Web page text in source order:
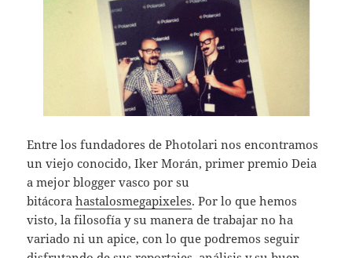
Entre los fundadores de Photolari nos encontramos
un viejo conocido, Iker Morán, primer premio Deia
a mejor blogger vasco por su
bitácorahastalosmegapixeles. Por lo que hemos
visto, la filosofía y su manera de trabajar no ha
variado ni un apice, con lo que podremos seguir